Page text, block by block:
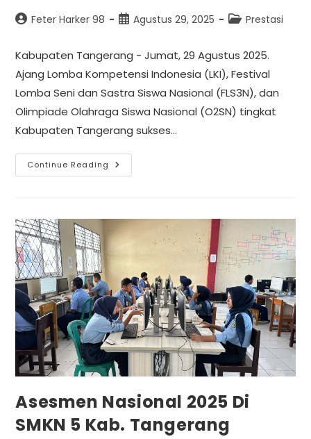
Feter Harker 98 Agustus 29, 2025 Prestasi
Kabupaten Tangerang - Jumat, 29 Agustus 2025.
Ajang Lomba Kompetensi Indonesia (LKI), Festival
Lomba Seni dan Sastra Siswa Nasional (FLS3N), dan
Olimpiade Olahraga Siswa Nasional (O2SN) tingkat
Kabupaten Tangerang sukses…
Continue Reading
Asesmen Nasional 2025 Di
SMKN 5 Kab. Tangerang